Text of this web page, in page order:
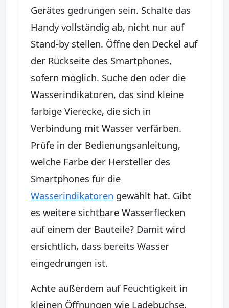
Gerätes gedrungen sein. Schalte das
Handy vollständig ab, nicht nur auf
Stand-by stellen. Öffne den Deckel auf
der Rückseite des Smartphones,
sofern möglich. Suche den oder die
Wasserindikatoren, das sind kleine
farbige Vierecke, die sich in
Verbindung mit Wasser verfärben.
Prüfe in der Bedienungsanleitung,
welche Farbe der Hersteller des
Smartphones für die
Wasserindikatoren gewählt hat. Gibt
es weitere sichtbare Wasserflecken
auf einem der Bauteile? Damit wird
ersichtlich, dass bereits Wasser
eingedrungen ist.
Achte außerdem auf Feuchtigkeit in
kleinen Öffnungen wie Ladebuchse,